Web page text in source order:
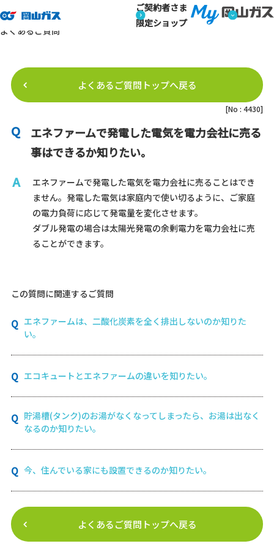
ご契約者さま
限定ショップ
トップページ
よくあるご質問詳細
よくあるご質問
よくあるご質問
よくあるご質問トップへ戻る
[No : 4430]
エネファームで発電した電気を電力会社に売る
事はできるか知りたい。
エネファームで発電した電気を電力会社に売ることはでき
ません。発電した電気は家庭内で使い切るように、ご家庭
の電力負荷に応じて発電量を変化させます。
ダブル発電の場合は太陽光発電の余剰電力を電力会社に売
ることができます。
この質問に関連するご質問
エネファームは、二酸化炭素を全く排出しないのか知りた
い。
エコキュートとエネファームの違いを知りたい。
貯湯槽(タンク)のお湯がなくなってしまったら、お湯は出なく
なるのか知りたい。
今、住んでいる家にも設置できるのか知りたい。
よくあるご質問トップへ戻る